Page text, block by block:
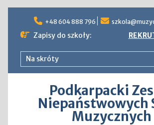
content
+48 604 888 796
Zapisy do szkoły:
Na skróty
Podkarpacki
Niepaństwowych
Muzycznych